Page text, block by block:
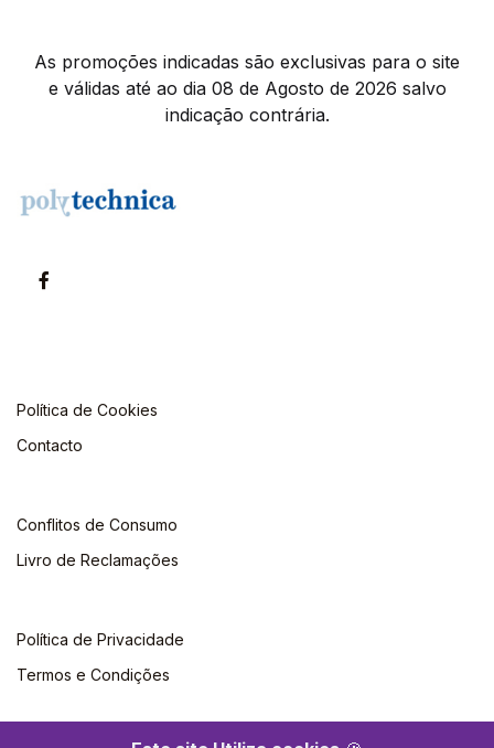
As promoções indicadas são exclusivas para o site
e válidas até ao dia 08 de Agosto de 2026 salvo
indicação contrária.
Política de Cookies
Contacto
Conflitos de Consumo
Livro de Reclamações
Política de Privacidade
Termos e Condições